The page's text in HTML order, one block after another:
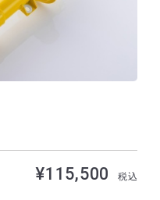
¥115,500 税込